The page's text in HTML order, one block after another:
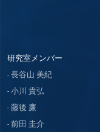
研究室メンバー
長谷山 美紀
小川 貴弘
藤後 廉
前田 圭介